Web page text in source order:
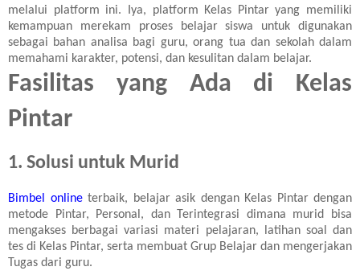
melalui platform ini. Iya, platform Kelas Pintar yang memiliki
kemampuan merekam proses belajar siswa untuk digunakan
sebagai bahan analisa bagi guru, orang tua dan sekolah dalam
memahami karakter, potensi, dan kesulitan dalam belajar.
Fasilitas yang Ada di Kelas
Pintar
1. Solusi untuk Murid
Bimbel onlineterbaik, belajar asik dengan Kelas Pintar dengan
metode Pintar,
Personal , dan Terintegrasi dimana murid bisa
mengakses berbagai variasi materi pelajaran, latihan soal dan
tes di Kelas Pintar, serta membuat Grup Belajar dan mengerjakan
Tugas dari guru.